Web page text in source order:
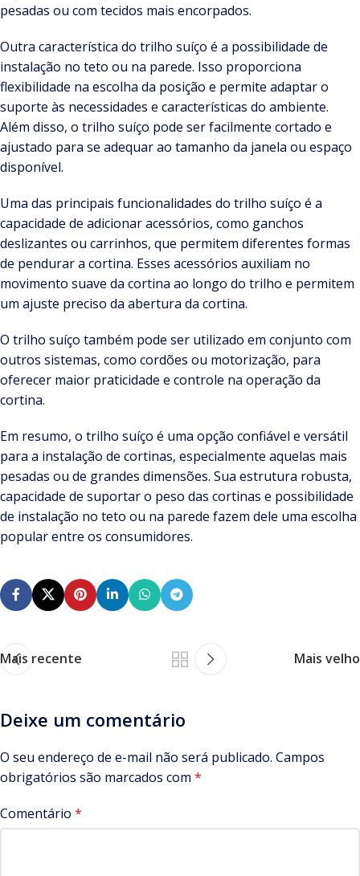
pesadas ou com tecidos mais encorpados.
Outra característica do trilho suíço é a possibilidade de
instalação no teto ou na parede. Isso proporciona
flexibilidade na escolha da posição e permite adaptar o
suporte às necessidades e características do ambiente.
Além disso, o trilho suíço pode ser facilmente cortado e
ajustado para se adequar ao tamanho da janela ou espaço
disponível.
Uma das principais funcionalidades do trilho suíço é a
capacidade de adicionar acessórios, como ganchos
deslizantes ou carrinhos, que permitem diferentes formas
de pendurar a cortina. Esses acessórios auxiliam no
movimento suave da cortina ao longo do trilho e permitem
um ajuste preciso da abertura da cortina.
O trilho suíço também pode ser utilizado em conjunto com
outros sistemas, como cordões ou motorização, para
oferecer maior praticidade e controle na operação da
cortina.
Em resumo, o trilho suíço é uma opção confiável e versátil
para a instalação de cortinas, especialmente aquelas mais
pesadas ou de grandes dimensões. Sua estrutura robusta,
capacidade de suportar o peso das cortinas e possibilidade
de instalação no teto ou na parede fazem dele uma escolha
popular entre os consumidores.
Mais recente Mais velho
Deixe um comentário
O seu endereço de e-mail não será publicado. Campos
obrigatórios são marcados com *
Comentário *